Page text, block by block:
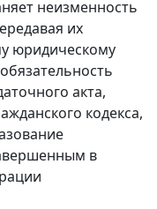
неизменность
их
юридическому
акта,
кодекса,
в